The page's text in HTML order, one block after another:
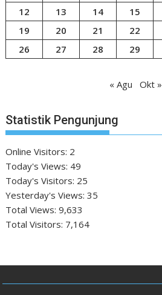
12
13 14 15
19
20 21 22
26
27 28 29
« Agu Okt »
Statistik Pengunjung
Online Visitors: 2
Today's Views: 49
Today's Visitors: 25
Yesterday's Views:35
Total Views:9,633
Total Visitors: 7,164